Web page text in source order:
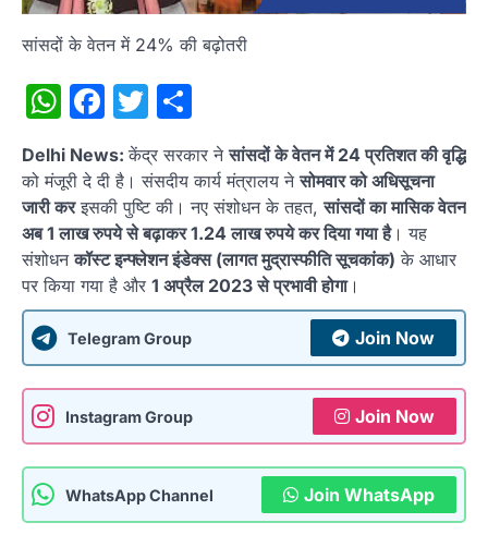
सांसदों के वेतन में 24% की बढ़ोतरी
WhatsApp
Facebook
Twitter
Delhi News:केंद्र सरकार नेसांसदों के वेतन में 24 प्रतिशत की वृद्धि
को मंजूरी दे दी है। संसदीय कार्य मंत्रालय नेसोमवार को अधिसूचना
जारी करइसकी पुष्टि की। नए संशोधन के तहत,सांसदों का मासिक वेतन
अब 1 लाख रुपये से बढ़ाकर 1.24 लाख रुपये कर दिया गया है। यह
संशोधनकॉस्ट इन्फ्लेशन इंडेक्स (लागत मुद्रास्फीति सूचकांक) के आधार
पर किया गया है और 1 अप्रैल 2023 से प्रभावी होगा।
Telegram Group Join Now
Instagram Group Join Now
WhatsApp Channel Join WhatsApp